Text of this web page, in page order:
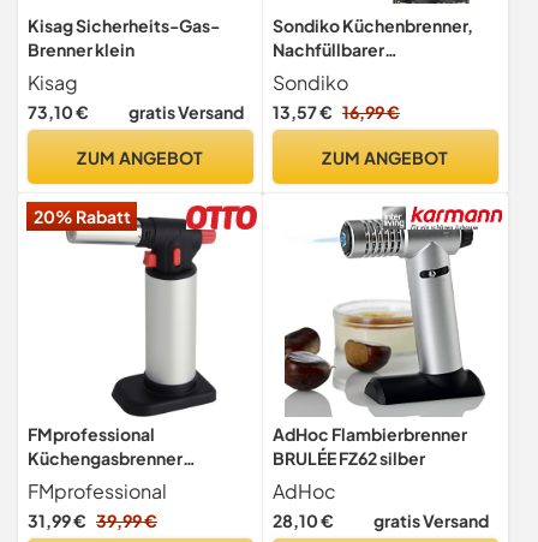
Kisag Sicherheits-Gas-
Brenner klein
Kisag
73,10 € gratis Versand
ZUM ANGEBOT
Sondiko Küchenbrenner,
Nachfüllbarer
Flambierbrenner zum
Kochen und Löten
Sondiko
13,57 € 16,99 €
ZUM ANGEBOT
20% Rabatt
FMprofessional
Küchengasbrenner
unbefüllt 50ml, zum
nachfüllen geeignet (Farbe:
Schwarz/Silber/Rot),
FMprofessional
31,99 € 39,99 €
AdHoc Flambierbrenner
BRULÉE FZ62 silber
AdHoc
28,10 € gratis Versand